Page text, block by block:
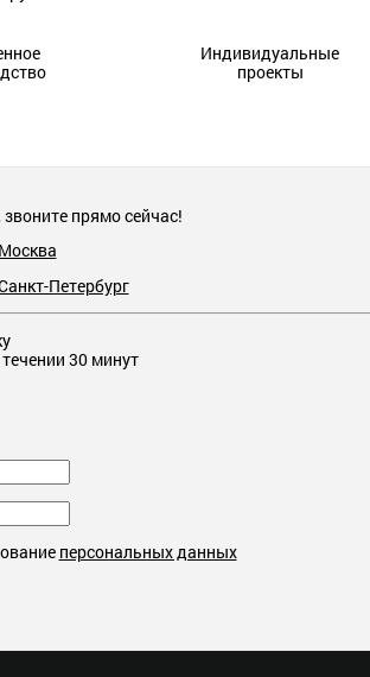
Индивидуальные
проекты
прямо сейчас!
Москва
Петербург
30 минут
персональных данных